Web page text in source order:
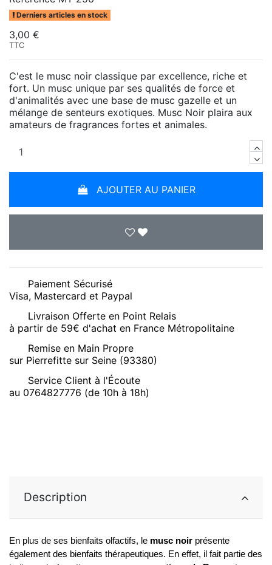
Derniers articles en stock
3,00 €
TTC
C'est le musc noir classique par excellence, riche et
fort. Un musc unique par ses qualités de force et
d'animalités avec une base de musc gazelle et un
mélange de senteurs exotiques. Musc Noir plaira aux
amateurs de fragrances fortes et animales.
AJOUTER AU PANIER
Paiement Sécurisé
Visa, Mastercard et Paypal
Livraison Offerte en Point Relais
à partir de 59€ d'achat en France Métropolitaine
Remise en Main Propre
sur Pierrefitte sur Seine (93380)
Service Client à l'Écoute
au 0764827776 (de 10h à 18h)
Description
En plus de ses bienfaits olfactifs, le musc noir présente
également des bienfaits thérapeutiques. En effet, il fait partie des